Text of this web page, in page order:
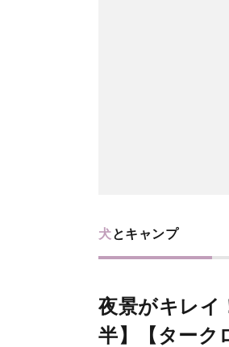
犬とキャンプ
夜景がキレイ
半】【ターク